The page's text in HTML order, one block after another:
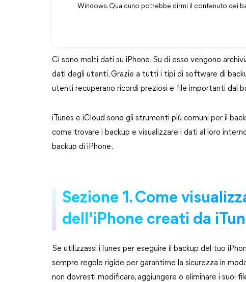
Windows. Qualcuno potrebbe dirmi il contenuto dei
Ci sono molti dati su iPhone. Su di esso vengono
dati degli utenti. Grazie a tutti i tipi di software di
utenti recuperano ricordi preziosi e file importanti dal
iTunes e iCloud sono gli strumenti più comuni per il
come trovare i backup e visualizzare i dati al loro
backup di iPhone.
Sezione 1. Come
dell'iPhone creati da
Se utilizzassi iTunes per eseguire il backup del tuo
sempre regole rigide per garantirne la sicurezza in
non dovresti modificare, aggiungere o eliminare i suoi